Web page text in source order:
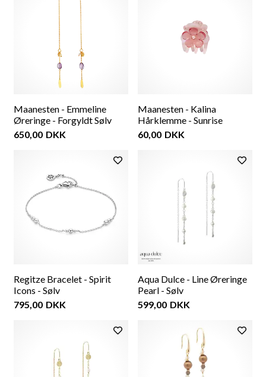
Maanesten - Emmeline
Øreringe - Forgyldt Sølv
650,00 DKK
Maanesten - Kalina
Hårklemme - Sunrise
60,00 DKK
Regitze Bracelet - Spirit
Icons - Sølv
795,00 DKK
Aqua Dulce - Line Øreringe
Pearl - Sølv
599,00 DKK